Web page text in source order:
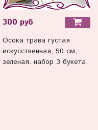
300 руб
Осока трава густая
искусственная, 50 см,
зеленая. набор 3 букета.